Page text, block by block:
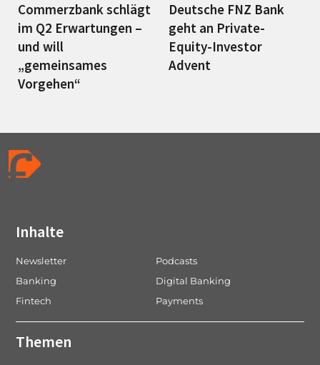
Commerzbank schlägt
im Q2 Erwartungen –
und will
„gemeinsames
Vorgehen“
Deutsche FNZ Bank
geht an Private-
Equity-Investor
Advent
Inhalte
Newsletter
Podcasts
Banking
Digital Banking
Fintech
Payments
Themen